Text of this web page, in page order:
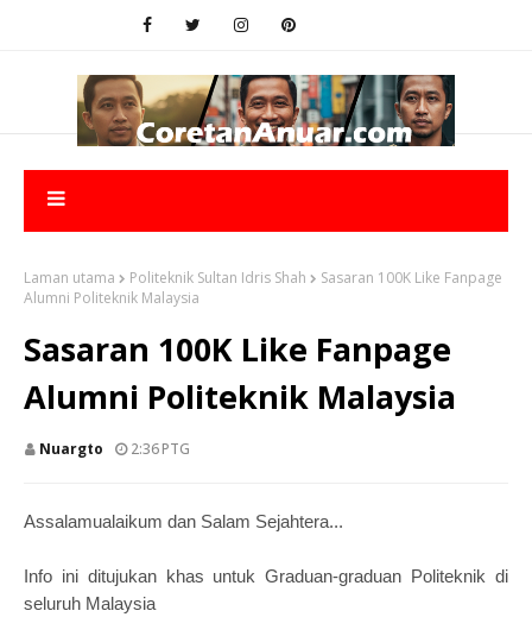
Laman utama Politeknik Sultan Idris Shah
Sasaran 100K Like Fanpage
Alumni Politeknik Malaysia
Sasaran 100K Like Fanpage
Alumni Politeknik Malaysia
Nuargto 2:36 PTG
Assalamualaikum dan Salam Sejahtera...
Info ini ditujukan khas untuk Graduan-graduan Politeknik di
seluruh Malaysia